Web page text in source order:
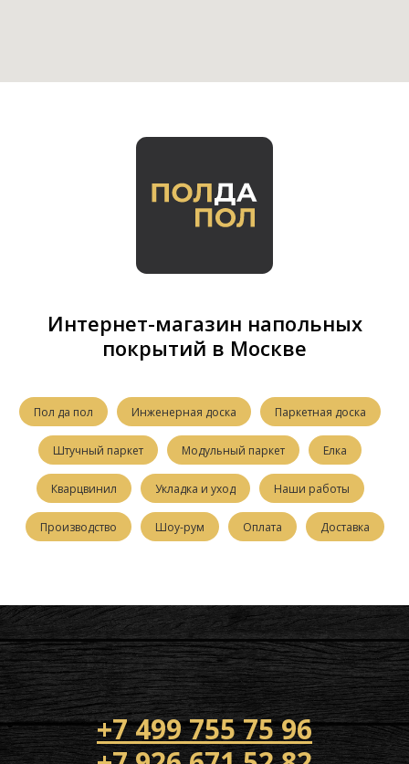
Интернет-магазин напольных
покрытий в Москве
Пол да пол Инженерная доска Паркетная доска
Штучный паркет Модульный паркет Елка
Кварцвинил Укладка и уход Наши работы
Производство Шоу-рум Оплата Доставка
+7 499 755 75 96